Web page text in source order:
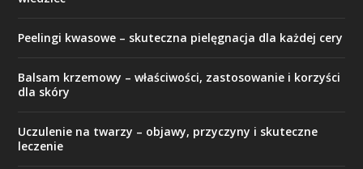
Peelingi kwasowe – skuteczna pielęgnacja dla każdej cery
Balsam krzemowy – właściwości, zastosowanie i korzyści
dla skóry
Uczulenie na twarzy – objawy, przyczyny i skuteczne
leczenie